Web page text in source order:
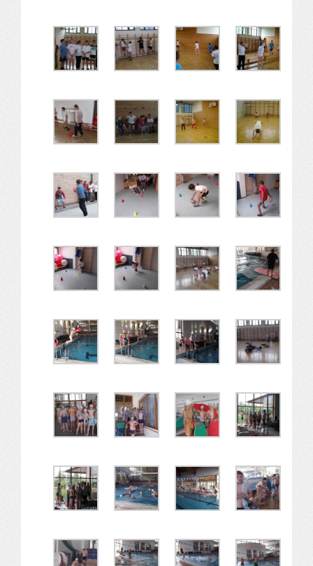
Pedagógiai szakmai ellenőrzés
Gyermek- és ifjúságvédelem
Étlap
Digitális témahét 2016
EFOP-3.1.6
Közlekedés biztonsági pályázat
TÁMOP-3.1.4-12/2
Projektbeszámolók
Egészségnap
Mindennapos testnevelés
Dohányzás-megelőzés
Komplex közlekedés Egészségfejlesztés
Nyelvi vetélkedő
Hagyománnyá tehető iskolai rendezvény
TÁMOP-3.3.15.
TIOP-1.1.1-12/1
Kutyaterápia
Ökoiskola
Elérhetőségek
Fogadóóra
Állásajánlatok